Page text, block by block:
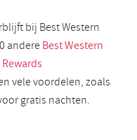
bij Best Western
andereBest Western
vele voordelen, zoals
gratis nachten.